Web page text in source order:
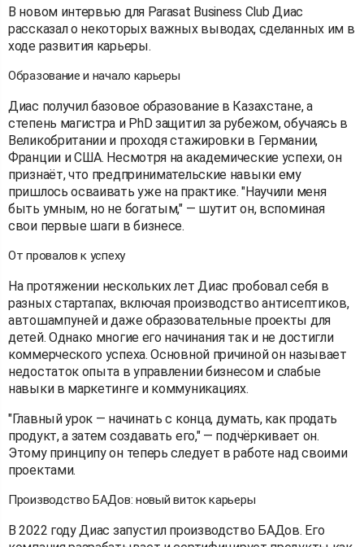
В новом интервью для Parasat Business Club Диас
рассказал о некоторых важных выводах, сделанных им в
ходе развития карьеры.
Образование и начало карьеры
Диас получил базовое образование в Казахстане, а
степень магистра и PhD защитил за рубежом, обучаясь в
Великобритании и проходя стажировки в Германии,
Франции и США. Несмотря на академические успехи, он
признаёт, что предпринимательские навыки ему
пришлось осваивать уже на практике. "Научили меня
быть умным, но не богатым," — шутит он, вспоминая
свои первые шаги в бизнесе.
От провалов к успеху
На протяжении нескольких лет Диас пробовал себя в
разных стартапах, включая производство антисептиков,
автошампуней и даже образовательные проекты для
детей. Однако многие его начинания так и не достигли
коммерческого успеха. Основной причиной он называет
недостаток опыта в управлении бизнесом и слабые
навыки в маркетинге и коммуникациях.
"Главный урок — начинать с конца, думать, как продать
продукт, а затем создавать его," — подчёркивает он.
Этому принципу он теперь следует в работе над своими
проектами.
Производство БАДов: новый виток карьеры
В 2022 году Диас запустил производство БАДов. Его